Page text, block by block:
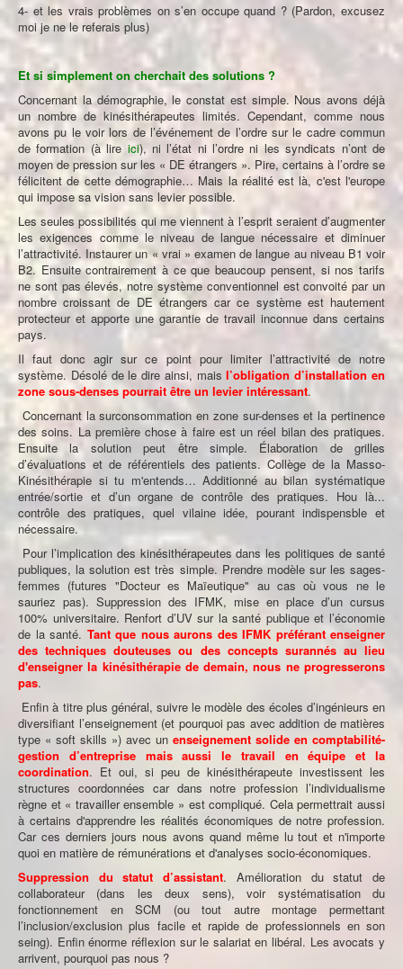
4- et les vrais problèmes on s’en occupe quand ? (Pardon, excusez
moi je ne le referais plus)
Et si simplement on cherchait des solutions ?
Concernant la démographie, le constat est simple. Nous avons déjà
un nombre de kinésithérapeutes limités. Cependant, comme nous
avons pu le voir lors de l’événement de l’ordre sur le cadre commun
de formation (à lire ici), ni l’état ni l’ordre ni les syndicats n’ont de
moyen de pression sur les « DE étrangers ». Pire, certains à l’ordre se
félicitent de cette démographie… Mais la réalité est là, c'est l'europe
qui impose sa vision sans levier possible.
Les seules possibilités qui me viennent à l’esprit seraient d’augmenter
les exigences comme le niveau de langue nécessaire et diminuer
l’attractivité. Instaurer un « vrai » examen de langue au niveau B1 voir
B2. Ensuite contrairement à ce que beaucoup pensent, si nos tarifs
ne sont pas élevés, notre système conventionnel est convoité par un
nombre croissant de DE étrangers car ce système est hautement
protecteur et apporte une garantie de travail inconnue dans certains
pays.
Il faut donc agir sur ce point pour limiter l’attractivité de notre
système. Désolé de le dire ainsi, maisl’obligation d’installation en
zone sous-denses pourrait être un levier intéressant.
Concernant la surconsommation en zone sur-denses et la pertinence
des soins. La première chose à faire est un réel bilan des pratiques.
Ensuite la solution peut être simple. Élaboration de grilles
d’évaluations et de référentiels des patients. Collège de la Masso-
Kinésithérapie si tu m'entends… Additionné au bilan systématique
entrée/sortie et d’un organe de contrôle des pratiques. Hou là...
contrôle des pratiques, quel vilaine idée, pourant indispensble et
nécessaire.
Pour l’implication des kinésithérapeutes dans les politiques de santé
publiques, la solution est très simple. Prendre modèle sur les sages-
femmes (futures "Docteur es Maïeutique" au cas où vous ne le
sauriez pas). Suppression des IFMK, mise en place d’un cursus
100% universitaire. Renfort d’UV sur la santé publique et l’économie
de la santé. Tant que nous aurons des IFMK préférant enseigner
des techniques douteuses ou des concepts surannés au lieu
d'enseigner la kinésithérapie de demain, nous ne progresserons
pas.
Enfin à titre plus général, suivre le modèle des écoles d’ingénieurs en
diversifiant l’enseignement (et pourquoi pas avec addition de matières
type « soft skills ») avec un enseignement solide en comptabilité-
gestion d’entreprise mais aussi le travail en équipe et la
coordination. Et oui, si peu de kinésithérapeute investissent les
structures coordonnées car dans notre profession l’individualisme
règne et « travailler ensemble » est compliqué. Cela permettrait aussi
à certains d'apprendre les réalités économiques de notre profession.
Car ces derniers jours nous avons quand même lu tout et n'importe
quoi en matière de rémunérations et d'analyses socio-économiques.
Suppression du statut d’assistant. Amélioration du statut de
collaborateur (dans les deux sens), voir systématisation du
fonctionnement en SCM (ou tout autre montage permettant
l’inclusion/exclusion plus facile et rapide de professionnels en son
seing). Enfin énorme réflexion sur le salariat en libéral. Les avocats y
arrivent, pourquoi pas nous ?